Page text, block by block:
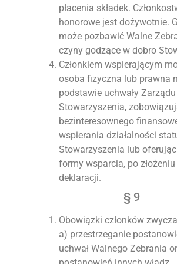
płacenia składek.
honorowe jest dożywotnie.
może pozbawić Walne
czyny godzące w dobro
Członkiem wspierającym
osoba fizyczna lub prawna
podstawie uchwały Zarządu
Stowarzyszenia,
bezinteresownego
wspierania działalności
Stowarzyszenia lub
formy wsparcia, po
deklaracji.
§ 9
Obowiązki członków
a) przestrzeganie
uchwał Walnego Zebrania